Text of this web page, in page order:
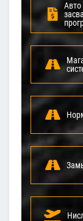
Авто